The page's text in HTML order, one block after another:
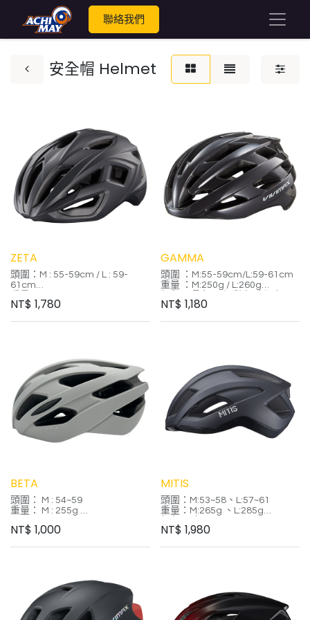
聯絡我們
安全帽 Helmet
ZETA
頭圍：M : 55-59cm / L : 59-
61cm
顏色：霧曜黑/冰霧白/紅酒紅/霧
1. 一體成型設計，亞洲人頭圍設
2.可調式旋鈕，依頭圍調整包覆
性更加
3. 通過歐盟EN 1078 及台灣CNS
衝擊檢驗 認證
4.專屬磁扣設計，方便穿脫
NT$ 1,780
GAMMA
頭圍 ：M:55-59cm/L:59-61cm
重量 ：M:250g / L:260g
光藍
2. 三段式上下可調及調整鈕可依
頭圍調整鬆緊 包覆性更佳.
3. 強化之風洞流量設計 提升散熱
降溫性能 測試評比為最低風阻設
計
4. 通過歐盟EN 1078 及台灣CNS
認證
NT$ 1,180
BETA
頭圍： M : 54~59
重量： M : 255g
顏色 & 尺寸
1.一體成型，亞洲人頭圍設計
2.可調式旋鈕，依頭圍調整包覆
性更佳
3.強化風動流量設計，提升散熱
NT$ 1,000
MITIS
頭圍：M:53~58、L:57~61
重量：M:265g 、L:285g
科技黑 M/L
1.亞洲人頭圍設計
2.調整旋鈕依頭圍調整鬆緊，且
三段式上下可調，增加包覆性。
NT$ 1,980